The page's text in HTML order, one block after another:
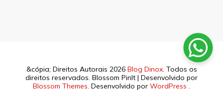
&cópia; Direitos Autorais 2026 Blog Dinox. Todos os
direitos reservados. Blossom PinIt | Desenvolvido por
Blossom Themes. Desenvolvido por WordPress .